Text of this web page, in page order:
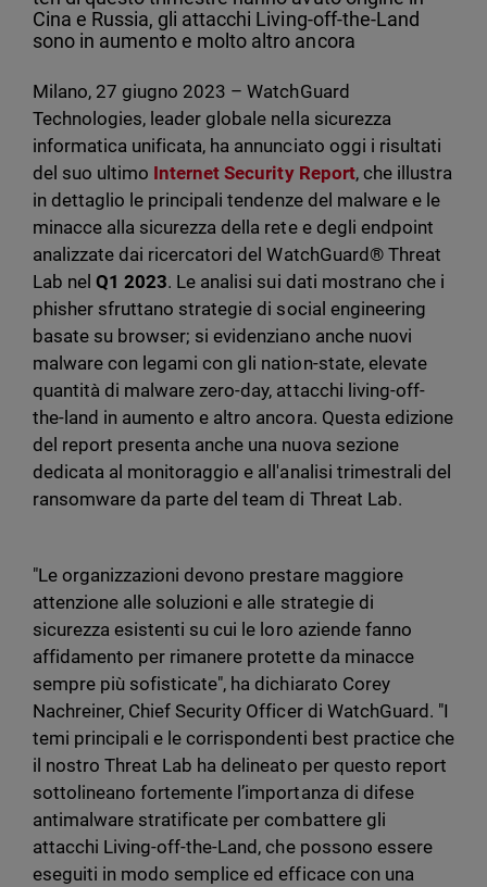
Cina e Russia, gli attacchi Living-off-the-Land
sono in aumento e molto altro ancora
Milano, 27 giugno 2023 – WatchGuard
Technologies, leader globale nella sicurezza
informatica unificata, ha annunciato oggi i risultati
del suo ultimo Internet Security Report, che illustra
in dettaglio le principali tendenze del malware e le
minacce alla sicurezza della rete e degli endpoint
analizzate dai ricercatori del WatchGuard® Threat
Lab nelQ1 2023. Le analisi sui dati mostrano che i
phisher sfruttano strategie di social engineering
basate su browser; si evidenziano anche nuovi
malware con legami con gli nation-state, elevate
quantità di malware zero-day, attacchi living-off-
the-land in aumento e altro ancora. Questa edizione
del report presenta anche una nuova sezione
dedicata al monitoraggio e all'analisi trimestrali del
ransomware da parte del team di Threat Lab.
"Le organizzazioni devono prestare maggiore
attenzione alle soluzioni e alle strategie di
sicurezza esistenti su cui le loro aziende fanno
affidamento per rimanere protette da minacce
sempre più sofisticate", ha dichiarato Corey
Nachreiner, Chief Security Officer di WatchGuard. "I
temi principali e le corrispondenti best practice che
il nostro Threat Lab ha delineato per questo report
sottolineano fortemente l’importanza di difese
antimalware stratificate per combattere gli
attacchi Living-off-the-Land, che possono essere
eseguiti in modo semplice ed efficace con una